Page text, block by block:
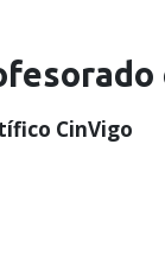
CinVigo